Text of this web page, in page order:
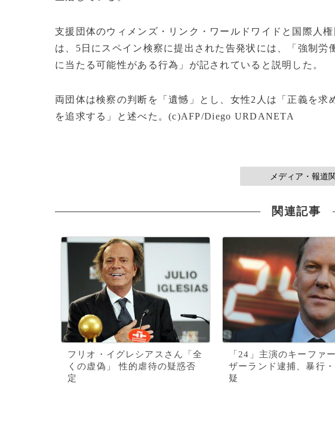
支援団体のウィメンズ・リンク・ワールドワイドと国際人
は、5日にスペイン検察に提出された告発状には、「強制
に当たる可能性がある行為」が記されていると説明した。
両団体は検察の判断を「遺憾」とし、女性2人は「正義を
を追求する」と述べた。(c)AFP/Diego URDANETA
メディア・報道
関連記事
フリオ・イグレシアスさん「全
くの虚偽」 性的虐待の疑惑否
定
「24」主演のキーファ
ザーランド逮捕、暴行
疑